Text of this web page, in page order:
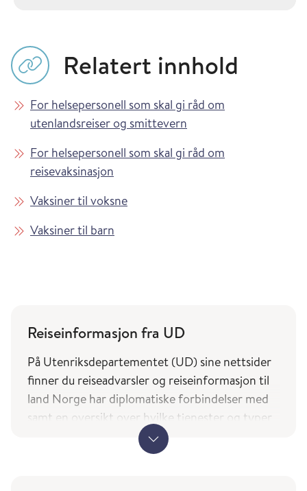
Relatert innhold
For helsepersonell som skal gi råd om
utenlandsreiser og smittevern
For helsepersonell som skal gi råd om
reisevaksinasjon
Vaksiner til voksne
Vaksiner til barn
Reiseinformasjon fra UD
På Utenriksdepartementet (UD) sine nettsider
finner du reiseadvarsler og reiseinformasjon til
land Norge har diplomatiske forbindelser med
samt en oversikt over hvilke tjenester og typer
bistand norske borgere på reise kan forvente av